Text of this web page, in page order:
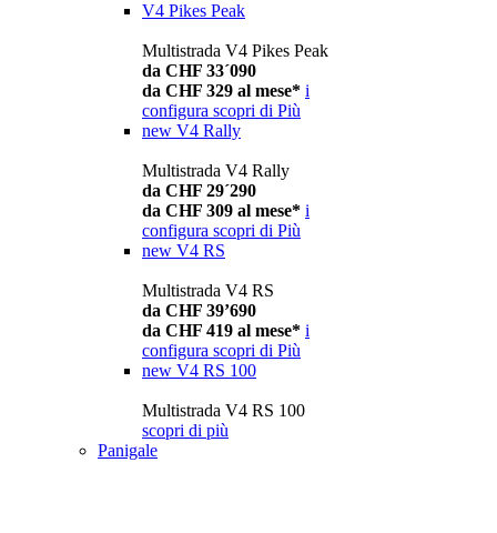
V4 Pikes Peak
Multistrada V4 Pikes Peak
da CHF 33´090
da CHF 329 al mese* i
configura scopri di Più
new V4 Rally
Multistrada V4 Rally
da CHF 29´290
da CHF 309 al mese* i
configura scopri di Più
new V4 RS
Multistrada V4 RS
da CHF 39’690
da CHF 419 al mese* i
configura scopri di Più
new V4 RS 100
Multistrada V4 RS 100
scopri di più
Panigale